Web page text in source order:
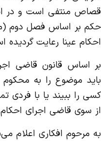
قصاص منتفی است و در
احکام عینا رعایت گردیده
بر اساس قانون قاضی
باید موضوع را به
کسی را ببیند یا با فردی
از سوی قاضی اجرای
به مرحوم افکاری اعلام